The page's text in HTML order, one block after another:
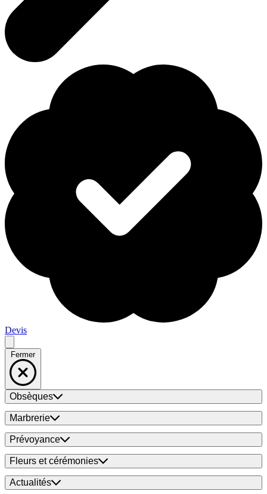
Devis
Fermer
Obsèques
Marbrerie
Prévoyance
Fleurs et cérémonies
Actualités